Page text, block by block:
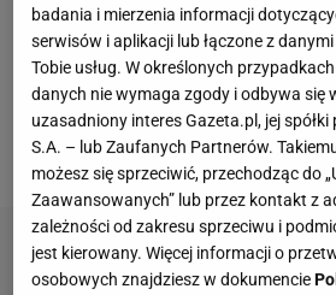
jednoseryjnym konkursie
Japończyk Ryoyu Kobayashi, a
Jan Habdas zajął 11. miejsce.
przeniosła się do Planicy, gdzie
sezonu 2022/23.
badania i mierzenia informacji
serwisów i aplikacji lub łączone z
Tobie usług. W określonych
danych nie wymaga zgody i odbywa się
uzasadniony interes Gazeta.pl, jej
S.A. – lub Zaufanych Partnerów.
możesz się sprzeciwić, przechodząc do
Zaawansowanych” lub przez kontakt z
zależności od zakresu sprzeciwu i
jest kierowany. Więcej informacji o
osobowych znajdziesz w dokumencie